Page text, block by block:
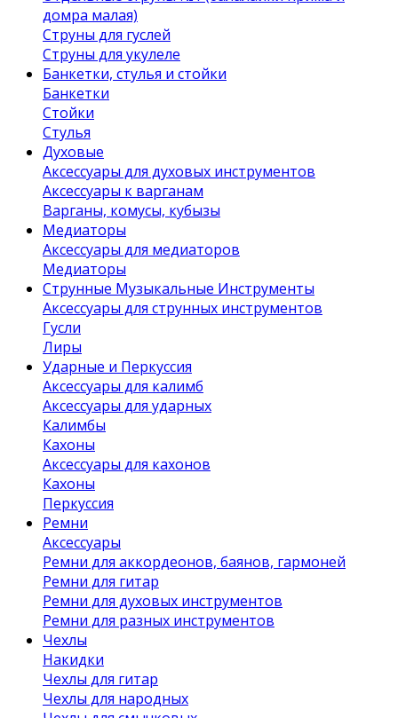
домра малая)
Струны для гуслей
Струны для укулеле
Банкетки, стулья и стойки
Банкетки
Стойки
Стулья
Духовые
Аксессуары для духовых инструментов
Аксессуары к варганам
Варганы, комусы, кубызы
Медиаторы
Аксессуары для медиаторов
Медиаторы
Струнные Музыкальные Инструменты
Аксессуары для струнных инструментов
Гусли
Лиры
Ударные и Перкуссия
Аксессуары для калимб
Аксессуары для ударных
Калимбы
Кахоны
Аксессуары для кахонов
Кахоны
Перкуссия
Ремни
Аксессуары
Ремни для аккордеонов, баянов, гармоней
Ремни для гитар
Ремни для духовых инструментов
Ремни для разных инструментов
Чехлы
Накидки
Чехлы для гитар
Чехлы для народных